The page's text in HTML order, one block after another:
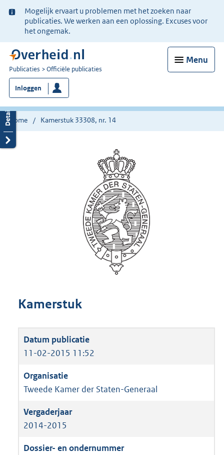
Ter
informatie:
Mogelijk ervaart u problemen met het zoeken naar
publicaties. We werken aan een oplossing. Excuses voor
het ongemak.
Menu
U
bent
nu
hier:
Publicaties Officiële publicaties
Inloggen
Home Kamerstuk 33308, nr. 14
Kamerstuk
11-02-2015 11:52
Tweede Kamer der Staten-Generaal
2014-2015